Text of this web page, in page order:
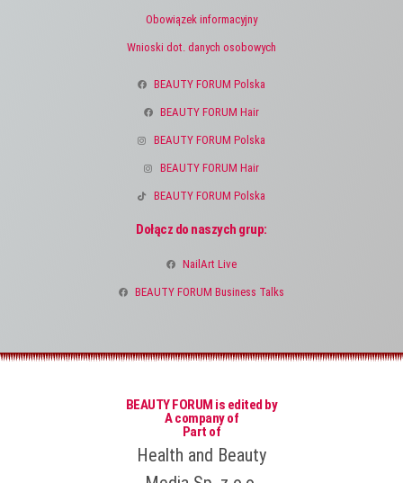
Obowiązek informacyjny
Wnioski dot. danych osobowych
BEAUTY FORUM Polska
BEAUTY FORUM Hair
BEAUTY FORUM Polska
BEAUTY FORUM Hair
BEAUTY FORUM Polska
Dołącz do naszych grup:
NailArt Live
BEAUTY FORUM Business Talks
BEAUTY FORUM is edited by
A company of
Part of
Health and Beauty